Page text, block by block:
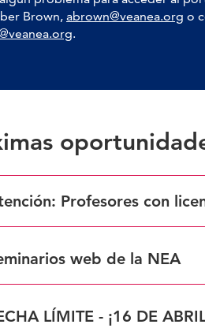
Brown, abrown@veanea.org o
.
Profesores con
web de la NEA
27 de marzo y 24 de abril, de
LÍMITE - ¡16 DE